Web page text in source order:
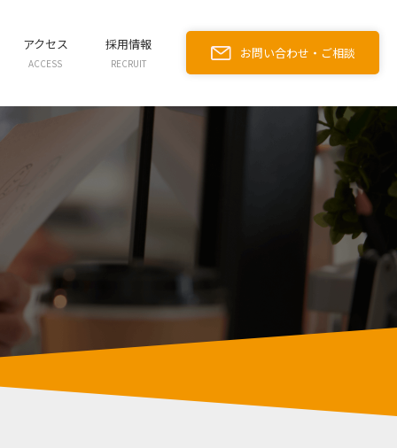
アクセス
ACCESS
採用情報
RECRUIT
お問い合わせ・ご相談